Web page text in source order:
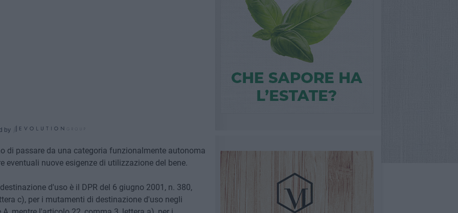
by
di passare da una categoria funzionalmente autonoma
eventuali nuove esigenze di utilizzazione del bene.
d'uso è il DPR del 6 giugno 2001, n. 380,
c), per i mutamenti di destinazione d'uso negli